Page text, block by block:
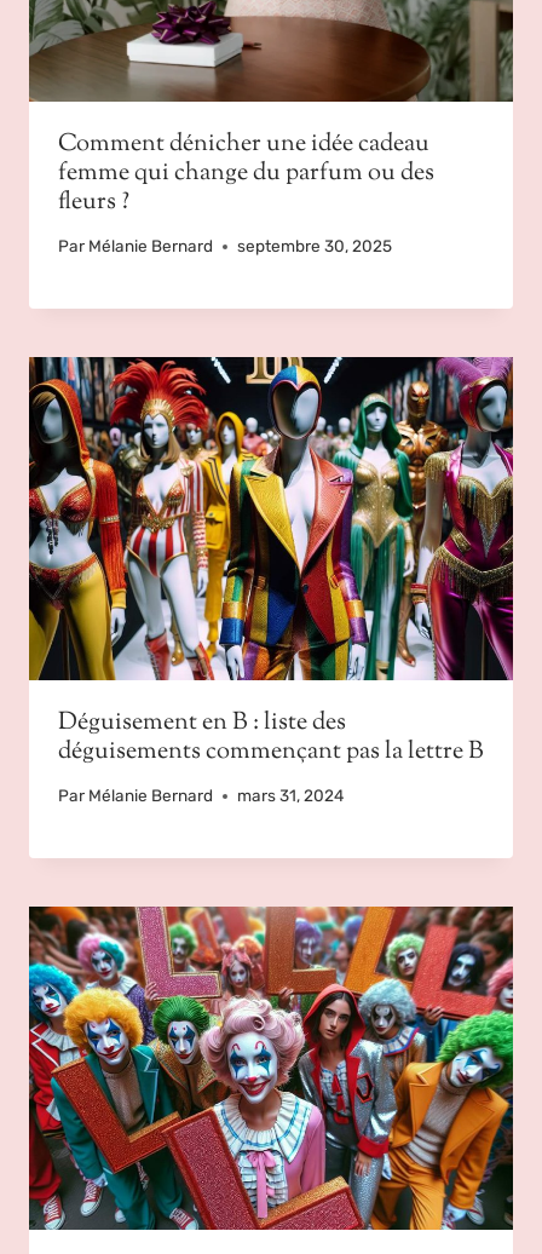
Comment dénicher une idée cadeau
femme qui change du parfum ou des
fleurs ?
Par Mélanie Bernard septembre 30, 2025
Déguisement en B : liste des
déguisements commençant pas la lettre B
Par Mélanie Bernard mars 31, 2024